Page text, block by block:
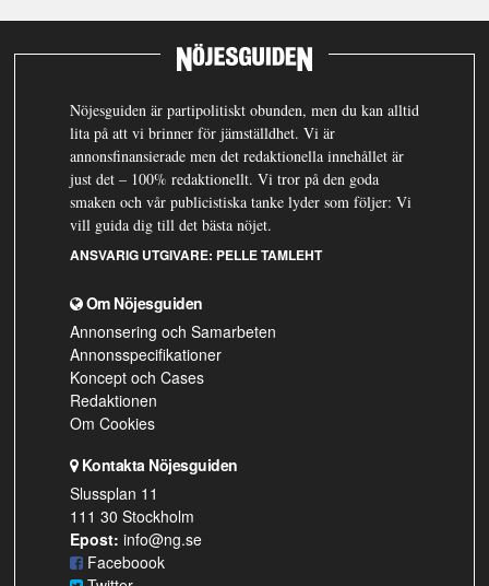
Nöjesguiden är partipolitiskt obunden, men du kan alltid
lita på att vi brinner för jämställdhet. Vi är
annonsfinansierade men det redaktionella innehållet är
just det – 100% redaktionellt. Vi tror på den goda
smaken och vår publicistiska tanke lyder som följer: Vi
vill guida dig till det bästa nöjet.
ANSVARIG UTGIVARE: PELLE TAMLEHT
Om Nöjesguiden
Annonsering och Samarbeten
Annonsspecifikationer
Koncept och Cases
Redaktionen
Om Cookies
Kontakta Nöjesguiden
Slussplan 11
111 30 Stockholm
Epost: info@ng.se
Faceboook